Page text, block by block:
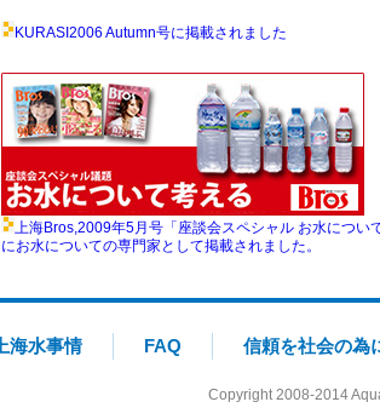
KURASI2006 Autumn号に掲載されました
上海Bros,2009年5月号「座談会スペシャル お水につ
にお水についての専門家として掲載されました。
上海水事情 FAQ 信頼を社会の為
Copyright 2008-2014